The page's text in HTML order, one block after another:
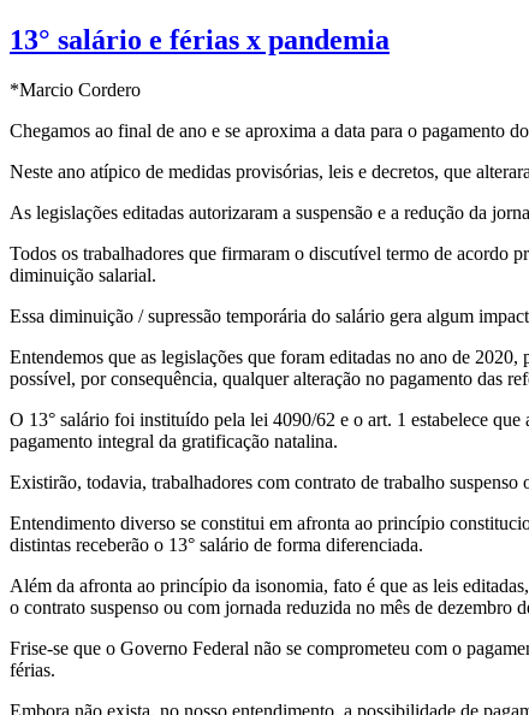
13° salário e férias x pandemia
*Marcio Cordero
Chegamos ao final de ano e se aproxima a data para o pagamento
Neste ano atípico de medidas provisórias, leis e decretos, que
As legislações editadas autorizaram a suspensão e a redução da
Todos os trabalhadores que firmaram o discutível termo de acordo
diminuição salarial.
Essa diminuição / supressão temporária do salário gera algum
Entendemos que as legislações que foram editadas no ano de
possível, por consequência, qualquer alteração no pagamento das
O 13° salário foi instituído pela lei 4090/62 e o art. 1 estabelece
pagamento integral da gratificação natalina.
Existirão, todavia, trabalhadores com contrato de trabalho suspenso
Entendimento diverso se constitui em afronta ao princípio
distintas receberão o 13° salário de forma diferenciada.
Além da afronta ao princípio da isonomia, fato é que as leis
o contrato suspenso ou com jornada reduzida no mês de dezembro
Frise-se que o Governo Federal não se comprometeu com o
férias.